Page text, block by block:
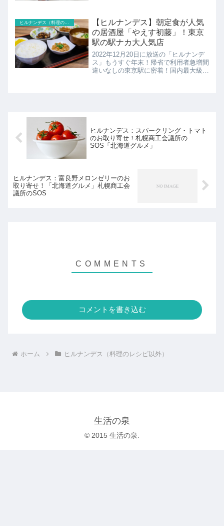
ターンの着回しコーデ...
【ヒルナンデス】朝定食が人気
の居酒屋「やえす初藤」！東京
駅の駅ナカ大人気店
2022年12月20日に放送の「ヒルナンデ
ス」もうすぐ年末！帰省で利用者急増間
違いなしの東京駅に密着！国内最大級の
ヒルナンデス：スパークリング・トマト
のお取り寄せ！札幌商工会議所の
SOS「北海道グルメ」
ヒルナンデス：富良野メロンゼリーのお
取り寄せ！「北海道グルメ」札幌商工会
議所のSOS
コメントを書き込む
ホーム ヒルナンデス（料理のレシピ以外）
生活の泉
© 2015 生活の泉.